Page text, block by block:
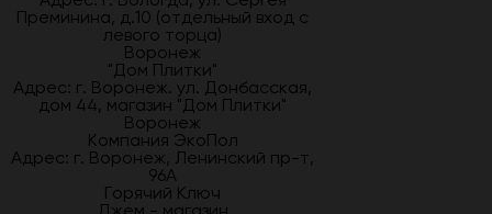
Преминина, д.10 (отдельный вход с
левого торца)
Воронеж
"Дом Плитки"
Адрес: г. Воронеж. ул. Донбасская,
дом 44, магазин "Дом Плитки"
Воронеж
Компания ЭкоПол
Адрес: г. Воронеж, Ленинский пр-т,
96А
Горячий Ключ